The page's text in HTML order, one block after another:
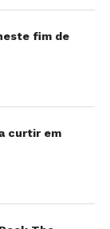
fim de
curtir em